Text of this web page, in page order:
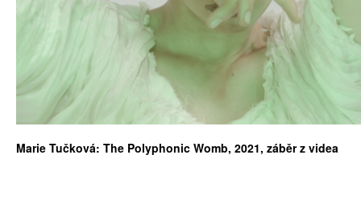
Marie Tučková: The Polyphonic Womb, 2021, záběr z videa